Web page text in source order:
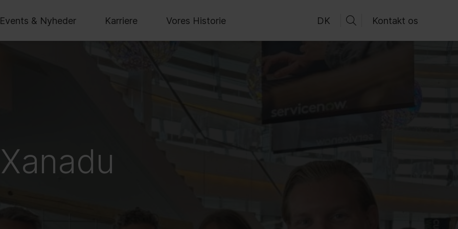
Events & Nyheder Karriere Vores Historie DK Kontakt os